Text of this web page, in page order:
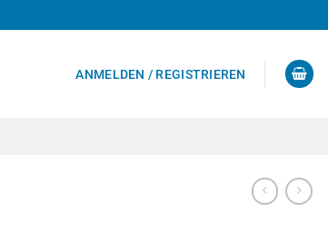
ANMELDEN / REGISTRIEREN